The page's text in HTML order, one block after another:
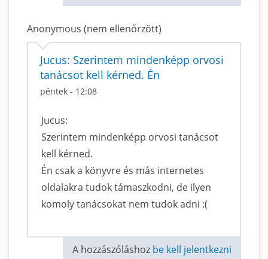
Anonymous (nem ellenőrzött)
Jucus: Szerintem mindenképp orvosi
tanácsot kell kérned. Én
péntek - 12:08
Jucus:
Szerintem mindenképp orvosi tanácsot
kell kérned.
Én csak a könyvre és más internetes
oldalakra tudok támaszkodni, de ilyen
komoly tanácsokat nem tudok adni :(
A hozzászóláshoz be kell jelentkezni